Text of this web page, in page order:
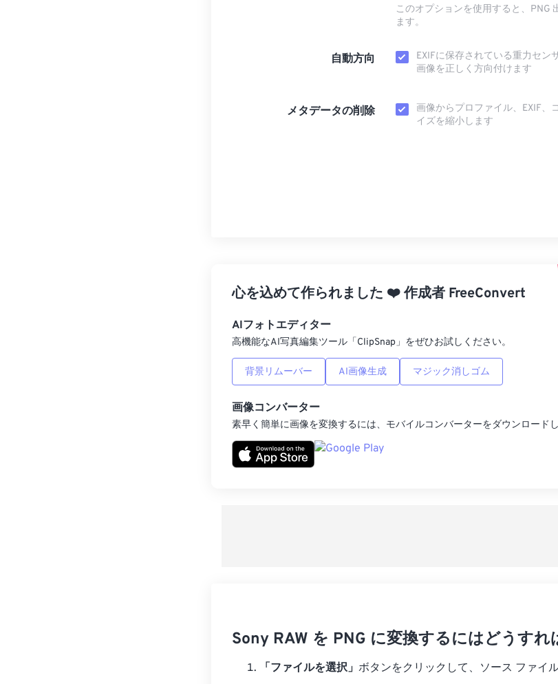
このオプションを使用すると、PNG
ます。
自動方向
EXIFに保存されている重力セン
画像を正しく方向付けます
メタデータの削除
画像からプロファイル、EXIF、
イズを縮小します
プ
プ
心を込めて作られました ❤️作成者 FreeConvert
AIフォトエディター
高機能なAI写真編集ツール「ClipSnap」をぜひお試しください。
背景リムーバー AI画像生成 マジック消しゴム
画像コンバーター
素早く簡単に画像を変換するには、モバイルコンバーターをダウンロードし
Sony RAW を PNG に変換するにはどうすれ
「ファイルを選択」 ボタンをクリックして、ソース ファイ